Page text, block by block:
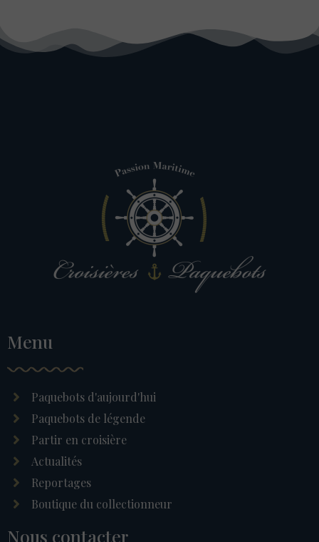
Menu
Paquebots d'aujourd'hui
Paquebots de légende
Partir en croisière
Actualités
Reportages
Boutique du collectionneur
Nous contacter